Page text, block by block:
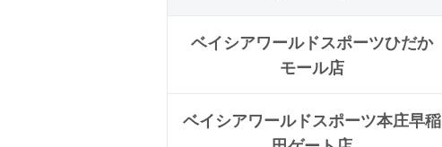
ベイシアワールドスポーツひだか
モール店
ベイシアワールドスポーツ本庄早稲